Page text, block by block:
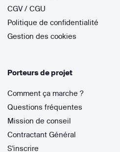
CGV / CGU
Politique de confidentialité
Gestion des cookies
Porteurs de projet
Comment ça marche ?
Questions fréquentes
Mission de conseil
Contractant Général
S'inscrire